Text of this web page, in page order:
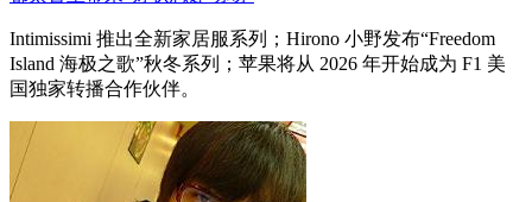
Intimissimi 推出全新家居服系列；Hirono 小野发布“Freedom
Island 海极之歌”秋冬系列；苹果将从 2026 年开始成为 F1 美
国独家转播合作伙伴。